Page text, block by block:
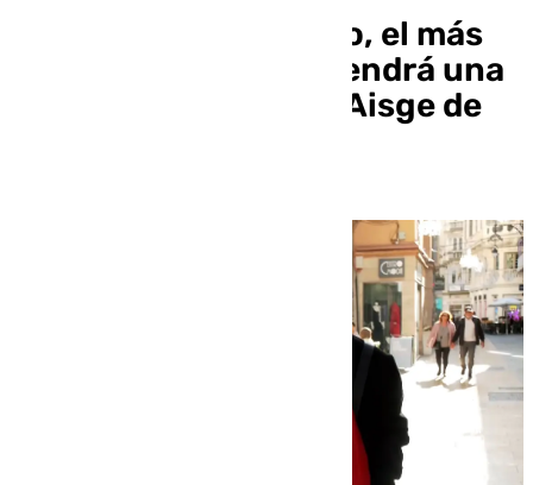
El actor Lucio Romero, el más
longevo de España, tendrá una
sala en la Fundación Aisge de